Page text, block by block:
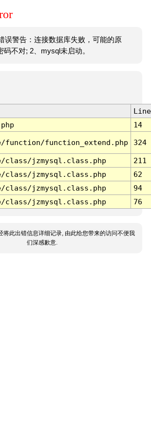
误警告：连接数据库失败，可能的原
码不对; 2、mysql未启动。
Line
14
function/function_extend.php 324
class/jzmysql.class.php
211
class/jzmysql.class.php
62
class/jzmysql.class.php
94
class/jzmysql.class.php 76
将此出错信息详细记录, 由此给您带来的访问不便我
们深感歉意.